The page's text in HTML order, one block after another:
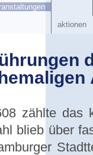
aktionen
zählte das
blieb über